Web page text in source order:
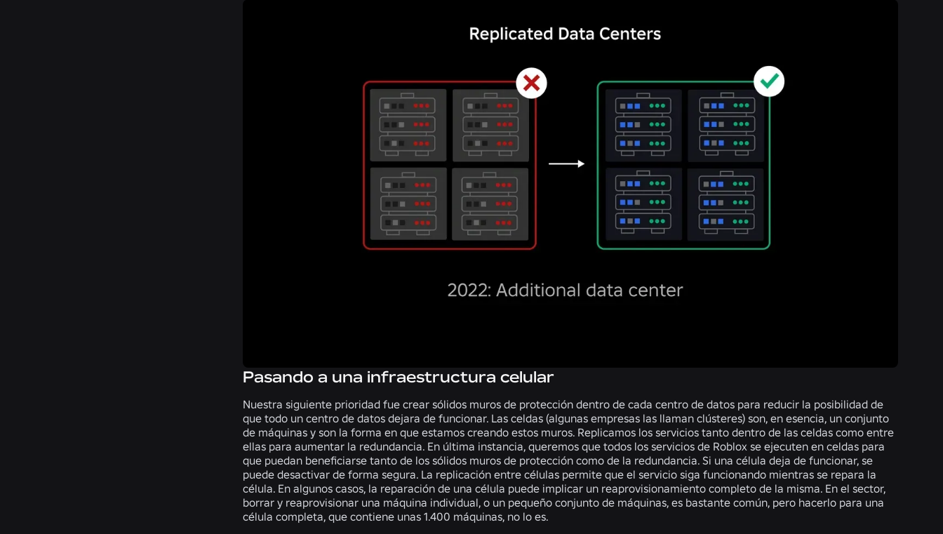
Pasando a una infraestructura celular
Nuestra siguiente prioridad fue crear sólidos muros de protección dentro de cada centro de datos para reducir la posibilidad de
que todo un centro de datos dejara de funcionar. Las celdas (algunas empresas las llaman clústeres) son, en esencia, un conjunto
de máquinas y son la forma en que estamos creando estos muros. Replicamos los servicios tanto dentro de las celdas como entre
ellas para aumentar la redundancia. En última instancia, queremos que todos los servicios de Roblox se ejecuten en celdas para
que puedan beneficiarse tanto de los sólidos muros de protección como de la redundancia. Si una célula deja de funcionar, se
puede desactivar de forma segura. La replicación entre células permite que el servicio siga funcionando mientras se repara la
célula. En algunos casos, la reparación de una célula puede implicar un reaprovisionamiento completo de la misma. En el sector,
borrar y reaprovisionar una máquina individual, o un pequeño conjunto de máquinas, es bastante común, pero hacerlo para una
célula completa, que contiene unas 1.400 máquinas, no lo es.